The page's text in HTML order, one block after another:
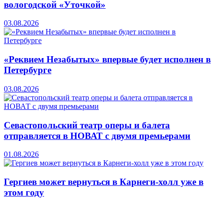
вологодской «Уточкой»
03.08.2026
«Реквием Незабытых» впервые будет исполнен в
Петербурге
03.08.2026
Севастопольский театр оперы и балета
отправляется в НОВАТ с двумя премьерами
01.08.2026
Гергиев может вернуться в Карнеги-холл уже в
этом году